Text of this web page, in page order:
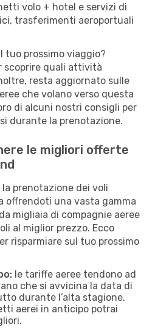
volo + hotel e servizi di
trasferimenti aeroportuali
tuo prossimo viaggio?
scoprire quali attività
resta aggiornato sulle
che volano verso questa
di alcuni nostri consigli per
durante la prenotazione.
le migliori offerte
prenotazione dei voli
offrendoti una vasta gamma
migliaia di compagnie aeree
al miglior prezzo. Ecco
risparmiare sul tuo prossimo
le tariffe aeree tendono ad
che si avvicina la data di
durante l’alta stagione.
aerei in anticipo potrai